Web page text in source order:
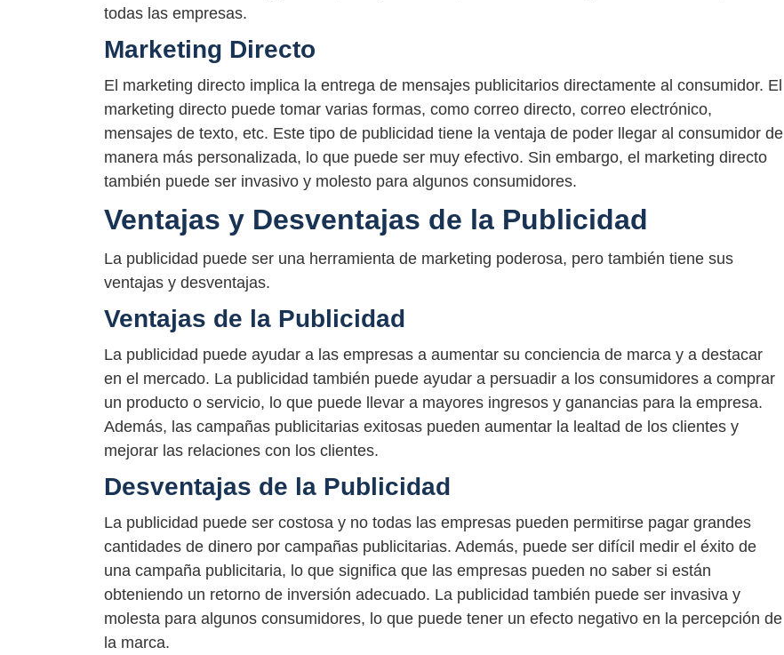
todas las empresas.
Marketing Directo
El marketing directo implica la entrega de mensajes publicitarios directamente al consumidor. El
marketing directo puede tomar varias formas, como correo directo, correo electrónico,
mensajes de texto, etc. Este tipo de publicidad tiene la ventaja de poder llegar al consumidor de
manera más personalizada, lo que puede ser muy efectivo. Sin embargo, el marketing directo
también puede ser invasivo y molesto para algunos consumidores.
Ventajas y Desventajas de la Publicidad
La publicidad puede ser una herramienta de marketing poderosa, pero también tiene sus
ventajas y desventajas.
Ventajas de la Publicidad
La publicidad puede ayudar a las empresas a aumentar su conciencia de marca y a destacar
en el mercado. La publicidad también puede ayudar a persuadir a los consumidores a comprar
un producto o servicio, lo que puede llevar a mayores ingresos y ganancias para la empresa.
Además, las campañas publicitarias exitosas pueden aumentar la lealtad de los clientes y
mejorar las relaciones con los clientes.
Desventajas de la Publicidad
La publicidad puede ser costosa y no todas las empresas pueden permitirse pagar grandes
cantidades de dinero por campañas publicitarias. Además, puede ser difícil medir el éxito de
una campaña publicitaria, lo que significa que las empresas pueden no saber si están
obteniendo un retorno de inversión adecuado. La publicidad también puede ser invasiva y
molesta para algunos consumidores, lo que puede tener un efecto negativo en la percepción de
la marca.